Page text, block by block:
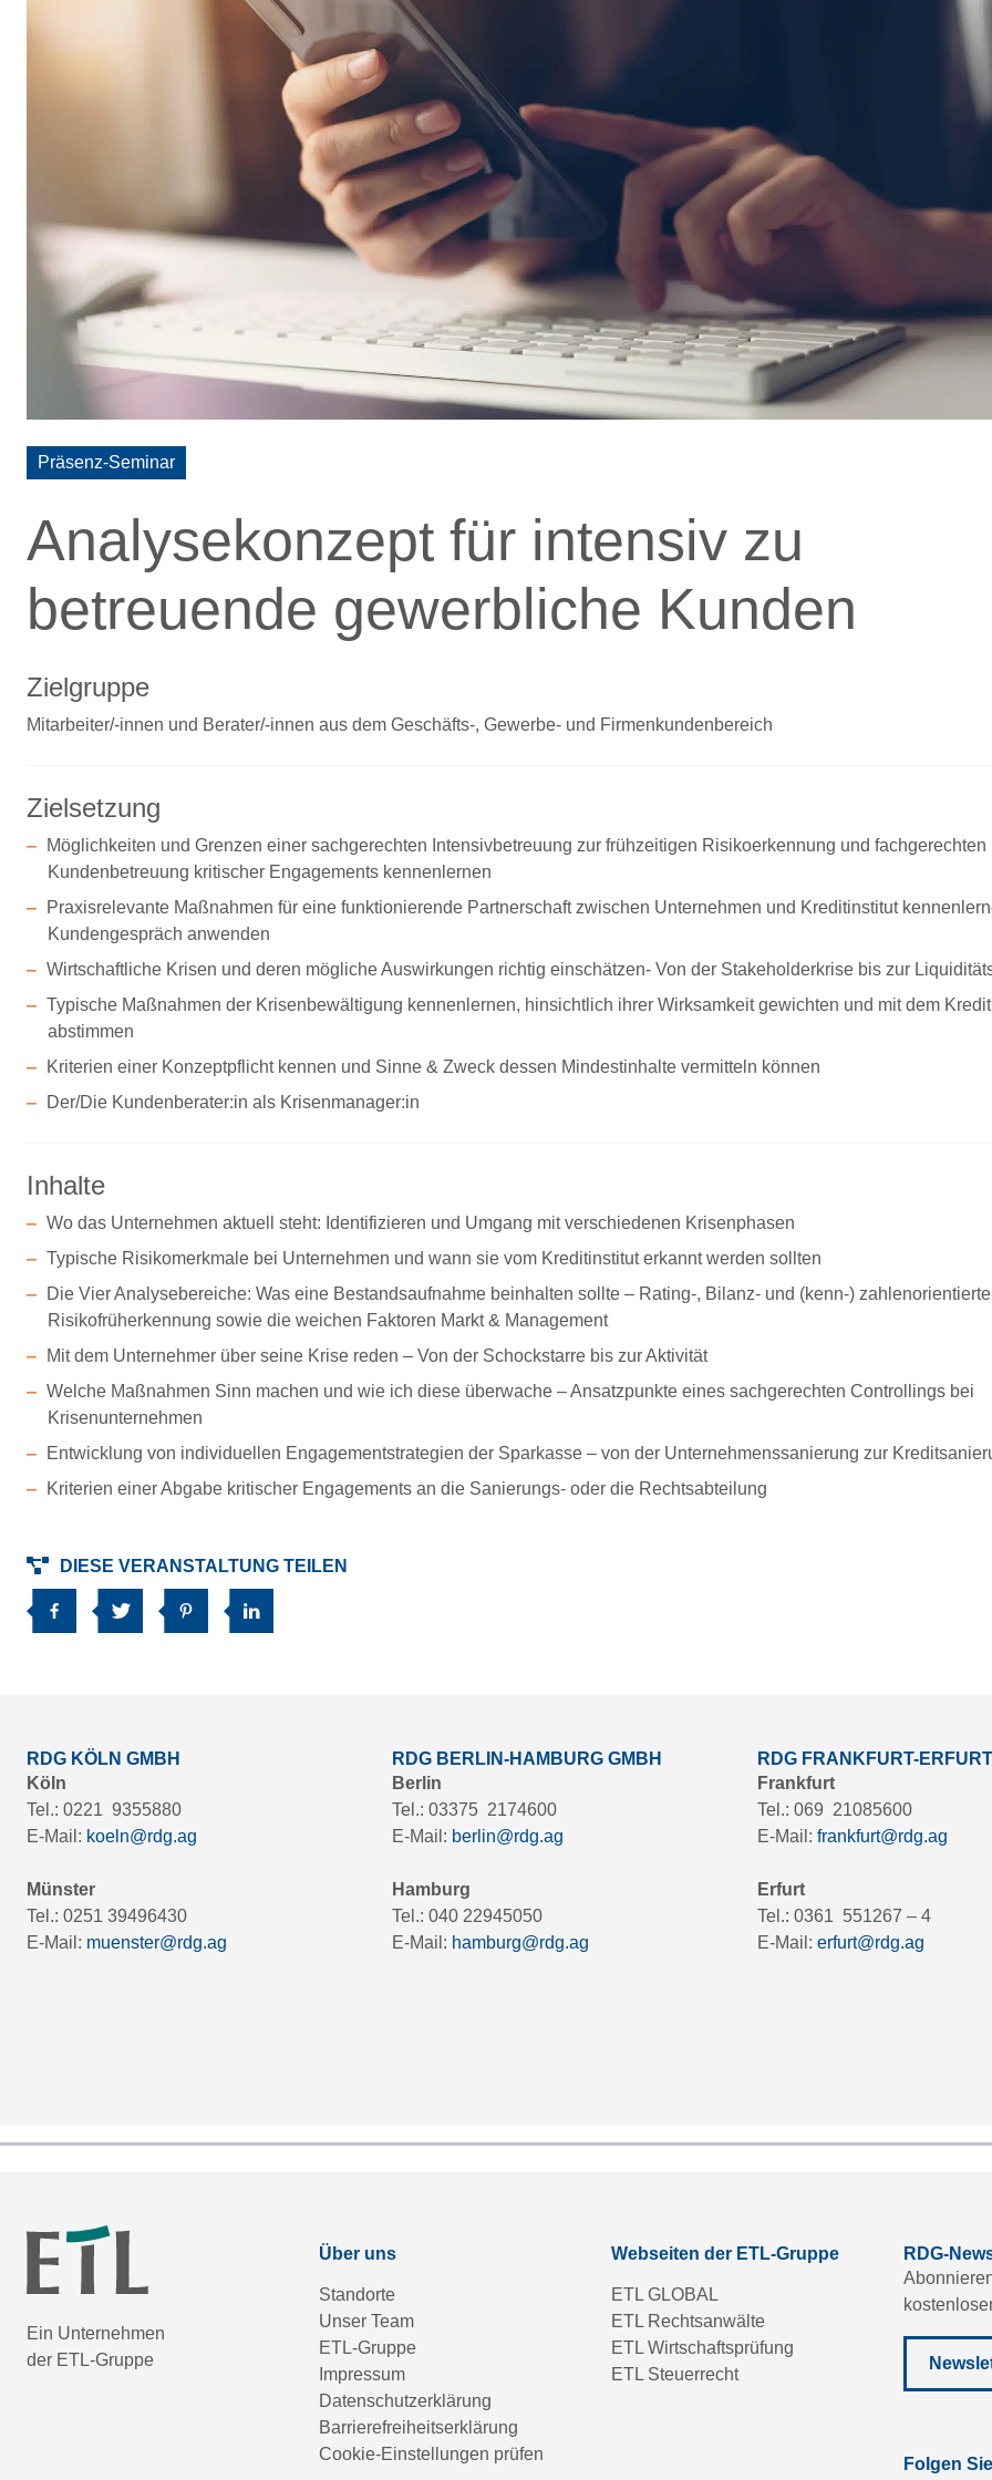
Präsenz-Seminar
Analysekonzept für intensiv zu
betreuende gewerbliche Kunden
Zielgruppe
Mitarbeiter/-innen und Berater/-innen aus dem Geschäfts-, Gewerbe- und Firmenkundenbereich
Zielsetzung
Möglichkeiten und Grenzen einer sachgerechten Intensivbetreuung zur frühzeitigen Risikoerkennung und fachgerechten
Kundenbetreuung kritischer Engagements kennenlernen
Praxisrelevante Maßnahmen für eine funktionierende Partnerschaft zwischen Unternehmen und Kreditinstitut
Kundengespräch anwenden
Wirtschaftliche Krisen und deren mögliche Auswirkungen richtig einschätzen- Von der Stakeholderkrise bis zur
Typische Maßnahmen der Krisenbewältigung kennenlernen, hinsichtlich ihrer Wirksamkeit gewichten und mit dem
abstimmen
Kriterien einer Konzeptpflicht kennen und Sinne & Zweck dessen Mindestinhalte vermitteln können
Der/Die Kundenberater:in als Krisenmanager:in
Inhalte
Wo das Unternehmen aktuell steht: Identifizieren und Umgang mit verschiedenen Krisenphasen
Typische Risikomerkmale bei Unternehmen und wann sie vom Kreditinstitut erkannt werden sollten
Die Vier Analysebereiche: Was eine Bestandsaufnahme beinhalten sollte – Rating-, Bilanz- und (kenn-) zahlenorientierte
Risikofrüherkennung sowie die weichen Faktoren Markt & Management
Mit dem Unternehmer über seine Krise reden – Von der Schockstarre bis zur Aktivität
Welche Maßnahmen Sinn machen und wie ich diese überwache – Ansatzpunkte eines sachgerechten Controllings bei
Krisenunternehmen
Entwicklung von individuellen Engagementstrategien der Sparkasse – von der Unternehmenssanierung zur
Kriterien einer Abgabe kritischer Engagements an die Sanierungs- oder die Rechtsabteilung
DIESE VERANSTALTUNG TEILEN
RDG KÖLN GMBH
Köln
Tel.: 0221 9355880
E-Mail: koeln@rdg.ag
Münster
Tel.: 0251 39496430
E-Mail: muenster@rdg.ag
RDG BERLIN-HAMBURG GMBH
Berlin
Tel.: 03375 2174600
E-Mail: berlin@rdg.ag
Hamburg
Tel.: 040 22945050
E-Mail: hamburg@rdg.ag
RDG FRANKFURT-
Frankfurt
Tel.: 069 21085600
E-Mail: frankfurt@rdg.ag
Erfurt
Tel.: 0361 551267 – 4
E-Mail: erfurt@rdg.ag
Ein Unternehmen
der ETL-Gruppe
Über uns
Standorte
Unser Team
ETL-Gruppe
Impressum
Datenschutzerklärung
Barrierefreiheitserklärung
Cookie-Einstellungen prüfen
Webseiten der ETL-Gruppe
ETL GLOBAL
ETL Rechtsanwälte
ETL Wirtschaftsprüfung
ETL Steuerrecht
RDG-
Folgen